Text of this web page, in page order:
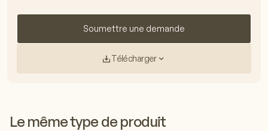
Soumettre une demande
Télécharger
Le même type de produit